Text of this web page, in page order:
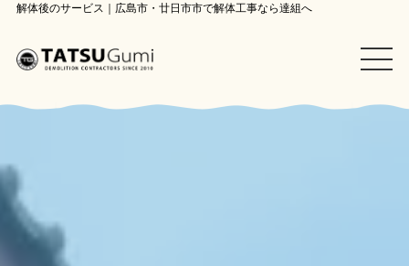
解体後のサービス｜広島市・廿日市市で解体工事なら達組へ